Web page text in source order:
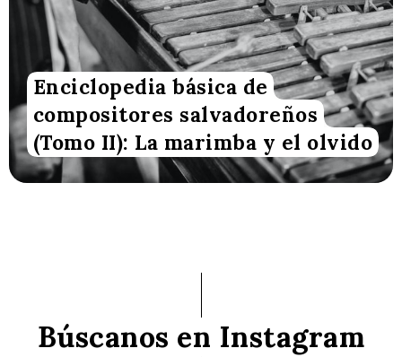
Enciclopedia básica de
compositores salvadoreños
(Tomo II): La marimba y el olvido
Búscanos en Instagram